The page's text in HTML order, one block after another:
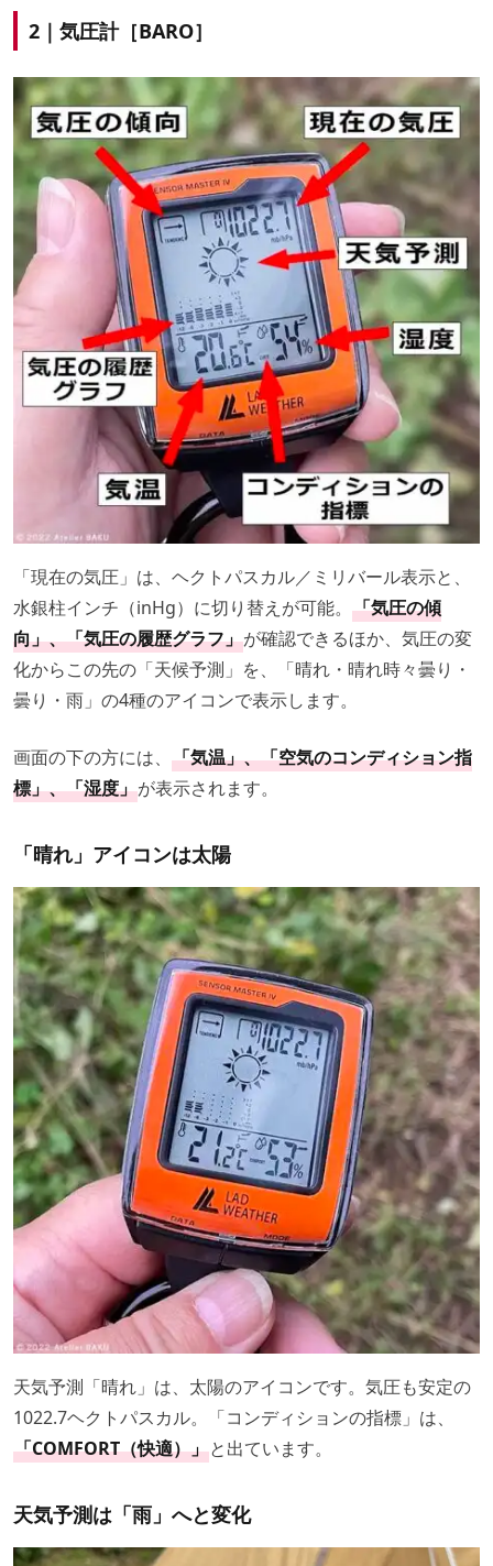
2｜気圧計［BARO］
「現在の気圧」は、ヘクトパスカル／ミリバール表示と、
水銀柱インチ（inHg）に切り替えが可能。 「気圧の傾
向」、「気圧の履歴グラフ」が確認できるほか、気圧の変
化からこの先の「天候予測」を、「晴れ・晴れ時々曇り・
曇り・雨」の4種のアイコンで表示します。
画面の下の方には、 「気温」、「空気のコンディション指
標」、「湿度」が表示されます。
「晴れ」アイコンは太陽
天気予測「晴れ」は、太陽のアイコンです。気圧も安定の
1022.7ヘクトパスカル。「コンディションの指標」は、
「COMFORT（快適）」と出ています。
天気予測は「雨」へと変化